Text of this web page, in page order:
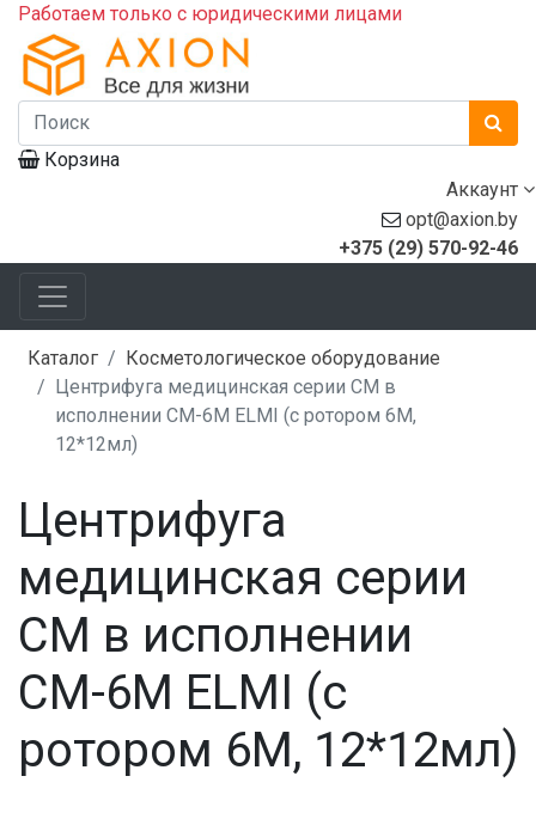
Работаем только с юридическими лицами
Корзина
Аккаунт
opt@axion.by
+375 (29) 570-92-46
Каталог
Косметологическое оборудование
Центрифуга медицинская серии СМ в
исполнении СМ-6М ELMI (с ротором 6М,
12*12мл)
Центрифуга
медицинская серии
СМ в исполнении
СМ-6М ELMI (с
ротором 6М, 12*12мл)